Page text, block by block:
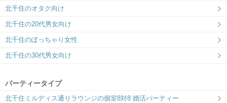
マルイ手前にある階段を下ります。
北千住のオタク向け
北千住の20代男女向け
北千住のぽっちゃり女性
北千住の30代男女向け
パーティータイプ
北千住ミルディス通りラウンジの個室8対8 婚活パーティー